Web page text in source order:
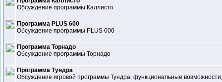
Обсуждение программы Каллисто
Программа PLUS 600
Обсуждение программы PLUS 600
Программа Торнадо
Обсуждение программы Торнадо
Программа Тундра
Обсуждение игровой программы Тундра, функциональные